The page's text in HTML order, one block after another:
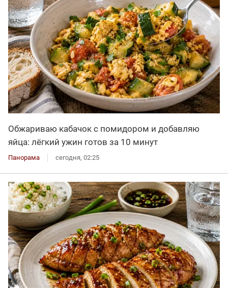
Обжариваю кабачок с помидором и добавляю
яйца: лёгкий ужин готов за 10 минут
Панорама сегодня, 02:25